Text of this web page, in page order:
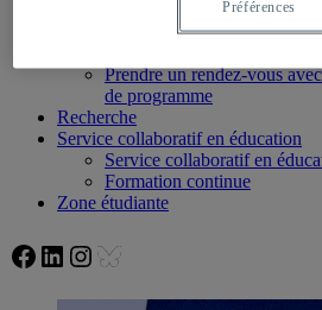
Autorisations d’enseigner au
Reconnaissance des acquis
Prendre un rendez-vous
de programme
Recherche
Service collaboratif en éducation
Service collaboratif en
Formation continue
Zone étudiante
Facebook
LinkedIn
Instagram
Bluesky
Préférences